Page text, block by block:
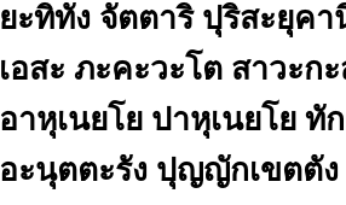
ยะทิทัง จัตตาริ ปุริสะยุค
เอสะ ภะคะวะโต สาวะ
อาหุเนยโย ปาหุเนยโย
อะนุตตะรัง ปุญญักเขตตัง